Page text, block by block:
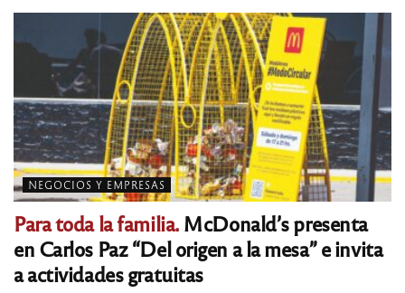
NEGOCIOS Y EMPRESAS
Para toda la familia.McDonald’s presenta
en Carlos Paz “Del origen a la mesa” e invita
a actividades gratuitas